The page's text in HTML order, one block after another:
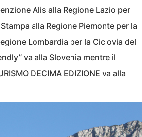
Alis alla Regione Lazio per
alla Regione Piemonte per la
Lombardia per la Ciclovia del
va alla Slovenia mentre il
DECIMA EDIZIONE va alla